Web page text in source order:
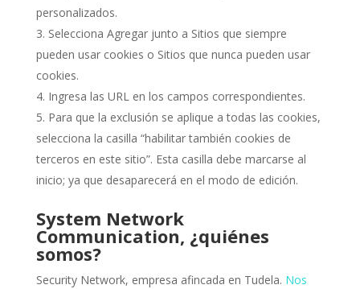
personalizados.
Selecciona Agregar junto a Sitios que siempre
pueden usar cookies o Sitios que nunca pueden usar
cookies.
Ingresa las URL en los campos correspondientes.
Para que la exclusión se aplique a todas las cookies,
selecciona la casilla “habilitar también cookies de
terceros en este sitio”. Esta casilla debe marcarse al
inicio; ya que desaparecerá en el modo de edición.
System Network
Communication, ¿quiénes
somos?
Security Network, empresa afincada en Tudela. Nos